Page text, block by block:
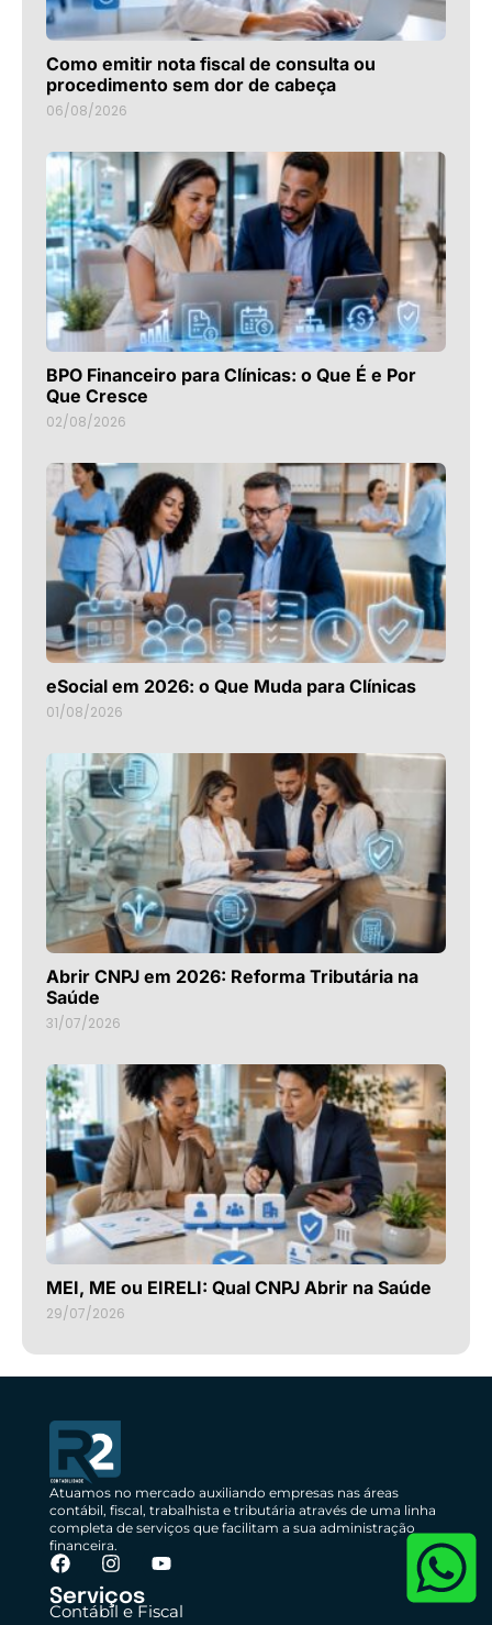
Como emitir nota fiscal de consulta ou
procedimento sem dor de cabeça
06/08/2026
BPO Financeiro para Clínicas: o Que É e Por
Que Cresce
02/08/2026
eSocial em 2026: o Que Muda para Clínicas
01/08/2026
Abrir CNPJ em 2026: Reforma Tributária na
Saúde
31/07/2026
MEI, ME ou EIRELI: Qual CNPJ Abrir na Saúde
29/07/2026
Atuamos no mercado auxiliando empresas nas áreas
contábil, fiscal, trabalhista e tributária através de uma linha
completa de serviços que facilitam a sua administração
financeira.
Serviços
Contábil e Fiscal